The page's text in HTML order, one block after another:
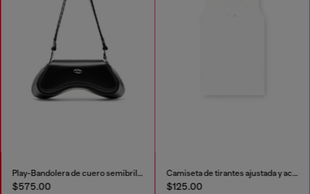
Play-Bandolera de cuero semibrillante
$575.00
Camiseta de tirantes ajustada y acanalada con Óvalo D metálico
$125.00